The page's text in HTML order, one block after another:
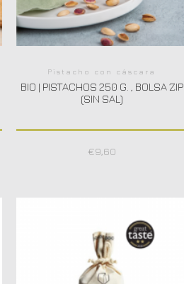
Pistacho con cáscara
BIO | PISTACHOS 250 G. , BOLSA ZIP
(SIN SAL)
€9,60